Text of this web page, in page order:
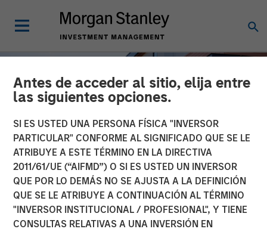
Antes de acceder al sitio, elija entre
las siguientes opciones.
SI ES USTED UNA PERSONA FÍSICA "INVERSOR
PARTICULAR" CONFORME AL SIGNIFICADO QUE SE LE
ATRIBUYE A ESTE TÉRMINO EN LA DIRECTIVA
2011/61/UE (“AIFMD”) O SI ES USTED UN INVERSOR
QUE POR LO DEMÁS NO SE AJUSTA A LA DEFINICIÓN
QUE SE LE ATRIBUYE A CONTINUACIÓN AL TÉRMINO
"INVERSOR INSTITUCIONAL / PROFESIONAL", Y TIENE
CONSULTAS RELATIVAS A UNA INVERSIÓN EN
INSIGHTS